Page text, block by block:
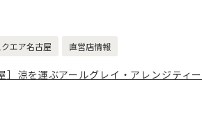
エア名古屋 直営店情報
］涼を運ぶアールグレイ・アレンジティー